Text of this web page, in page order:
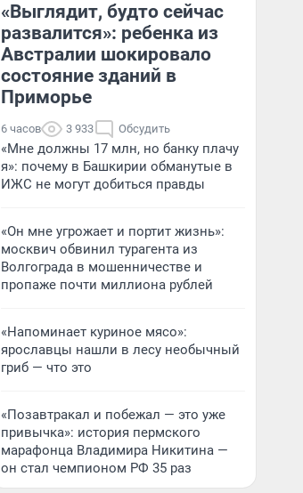
«Выглядит, будто сейчас
развалится»: ребенка из
Австралии шокировало
состояние зданий в
Приморье
6 часов 3 933 Обсудить
«Мне должны 17 млн, но банку плачу
я»: почему в Башкирии обманутые в
ИЖС не могут добиться правды
«Он мне угрожает и портит жизнь»:
москвич обвинил турагента из
Волгограда в мошенничестве и
пропаже почти миллиона рублей
«Напоминает куриное мясо»:
ярославцы нашли в лесу необычный
гриб — что это
«Позавтракал и побежал — это уже
привычка»: история пермского
марафонца Владимира Никитина —
он стал чемпионом РФ 35 раз